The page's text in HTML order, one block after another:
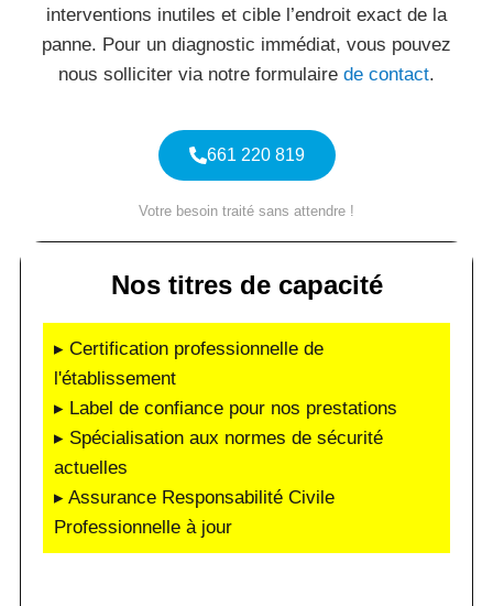
interventions inutiles et cible l’endroit exact de la
panne. Pour un diagnostic immédiat, vous pouvez
nous solliciter via notre formulaire de contact.
661 220 819
Votre besoin traité sans attendre !
Nos titres de capacité
▸ Certification professionnelle de
l'établissement
▸ Label de confiance pour nos prestations
▸ Spécialisation aux normes de sécurité
actuelles
▸ Assurance Responsabilité Civile
Professionnelle à jour